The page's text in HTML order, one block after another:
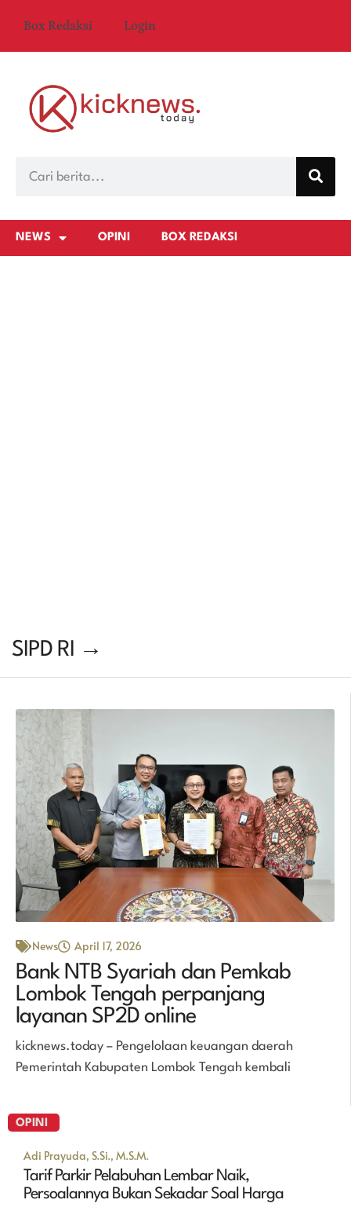
Box Redaksi Login
NEWS OPINI BOX REDAKSI
SIPD RI →
News April 17, 2026
Bank NTB Syariah dan Pemkab
Lombok Tengah perpanjang
layanan SP2D online
kicknews.today – Pengelolaan keuangan daerah
Pemerintah Kabupaten Lombok Tengah kembali
OPINI
Adi Prayuda, S.Si., M.S.M.
Tarif Parkir Pelabuhan Lembar Naik,
Persoalannya Bukan Sekadar Soal Harga